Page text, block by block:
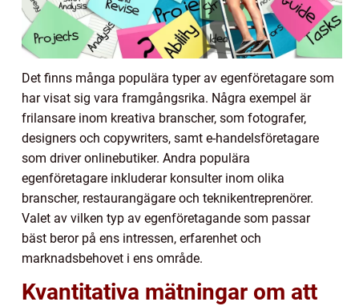
Det finns många populära typer av egenföretagare som
har visat sig vara framgångsrika. Några exempel är
frilansare inom kreativa branscher, som fotografer,
designers och copywriters, samt e-handelsföretagare
som driver onlinebutiker. Andra populära
egenföretagare inkluderar konsulter inom olika
branscher, restaurangägare och teknikentreprenörer.
Valet av vilken typ av egenföretagande som passar
bäst beror på ens intressen, erfarenhet och
marknadsbehovet i ens område.
Kvantitativa mätningar om att